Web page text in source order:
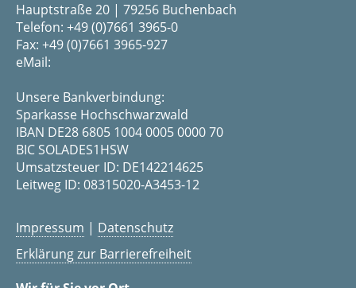
Hauptstraße 20 | 79256 Buchenbach
Telefon: +49 (0)7661 3965-0
Fax: +49 (0)7661 3965-927
eMail:
Unsere Bankverbindung:
Sparkasse Hochschwarzwald
IBAN DE28 6805 1004 0005 0000 70
BIC SOLADES1HSW
Umsatzsteuer ID: DE142214625
Leitweg ID: 08315020-A3453-12
Impressum | Datenschutz
Erklärung zur Barrierefreiheit